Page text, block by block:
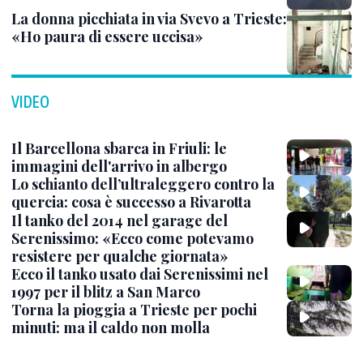
La donna picchiata in via Svevo a Trieste:
«Ho paura di essere uccisa»
VIDEO
Il Barcellona sbarca in Friuli: le
immagini dell'arrivo in albergo
Lo schianto dell’ultraleggero contro la
quercia: cosa è successo a Rivarotta
Il tanko del 2014 nel garage del
Serenissimo: «Ecco come potevamo
resistere per qualche giornata»
Ecco il tanko usato dai Serenissimi nel
1997 per il blitz a San Marco
Torna la pioggia a Trieste per pochi
minuti: ma il caldo non molla